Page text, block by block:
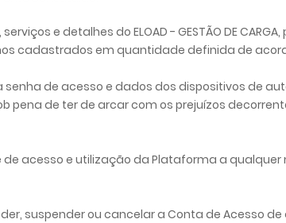
e detalhes do ELOAD - GESTÃO DE
cadastrados em quantidade definida de
de acesso e dados dos dispositivos de
pena de ter de arcar com os prejuízos
de acesso e utilização da Plataforma a
suspender ou cancelar a Conta de Acesso